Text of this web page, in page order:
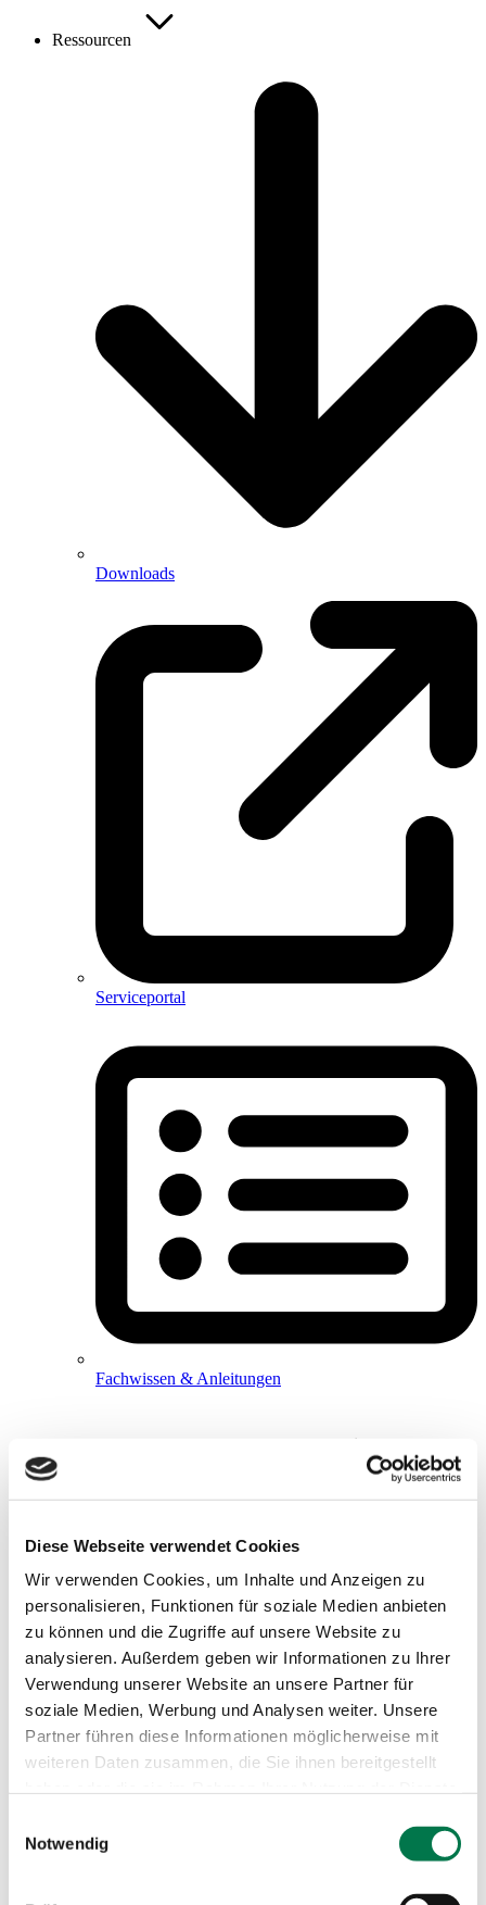
Diese Webseite verwendet Cookies
Wir verwenden Cookies, um Inhalte und Anzeigen zu
personalisieren, Funktionen für soziale Medien anbieten
zu können und die Zugriffe auf unsere Website zu
analysieren. Außerdem geben wir Informationen zu Ihrer
Verwendung unserer Website an unsere Partner für
soziale Medien, Werbung und Analysen weiter. Unsere
Partner führen diese Informationen möglicherweise mit
weiteren Daten zusammen, die Sie ihnen bereitgestellt
Notwendig
Ressourcen
Downloads
Serviceportal
Fachwissen & Anleitungen